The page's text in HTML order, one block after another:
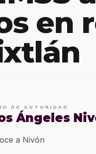
en
DE AUTORIDAD
Ángeles
a Nivón